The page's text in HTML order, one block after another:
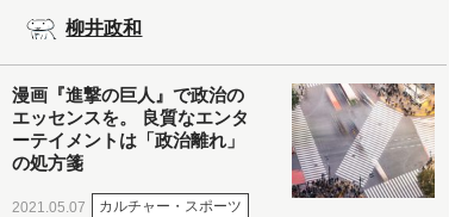
柳井政和
漫画『進撃の巨人』で政治の
エッセンスを。 良質なエンタ
ーテイメントは「政治離れ」
の処方箋
2021.05.07 カルチャー・スポーツ